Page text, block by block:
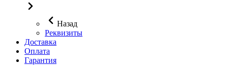
Назад
Реквизиты
Доставка
Оплата
Гарантия